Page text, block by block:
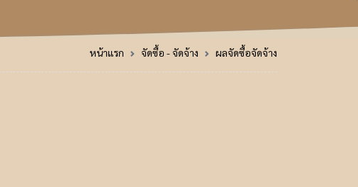
หน้าแรก จัดซื้อ - จัดจ้าง ผลจัดซื้อจัดจ้าง